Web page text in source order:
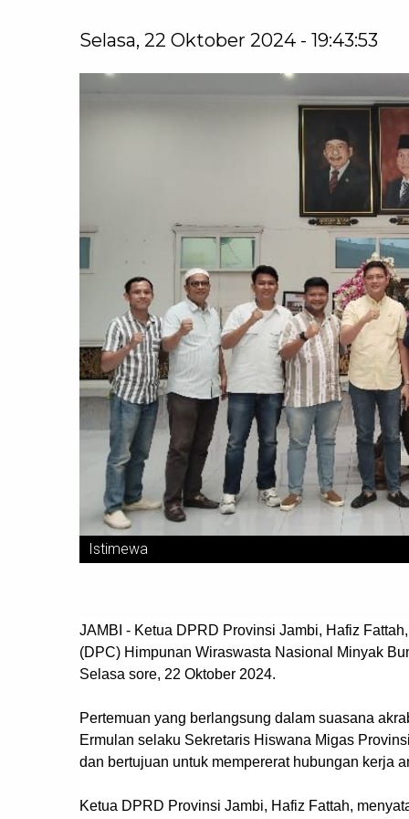
Selasa, 22 Oktober 2024 - 19:43:53
Istimewa
JAMBI - Ketua DPRD Provinsi Jambi, Hafiz
(DPC) Himpunan Wiraswasta Nasional Minyak
Selasa sore, 22 Oktober 2024.
Pertemuan yang berlangsung dalam suasana
Ermulan selaku Sekretaris Hiswana Migas
dan bertujuan untuk mempererat hubungan kerja
Ketua DPRD Provinsi Jambi, Hafiz Fattah,